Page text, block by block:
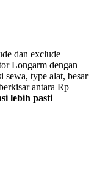
dan exclude
Longarm dengan
sewa, type alat, besar
antara Rp
lebih pasti